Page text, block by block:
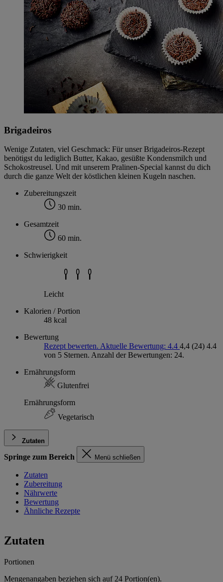
Brigadeiros
Wenige Zutaten, viel Geschmack: Für unser Brigadeiros-Rezept
benötigst du lediglich Butter, Kakao, gesüßte Kondensmilch und
Schokostreusel. Und mit unserem Pralinen-Special kannst du dich
durch die ganze Welt der köstlichen kleinen Kugeln naschen.
Zubereitungszeit
30 min.
Gesamtzeit
60 min.
Schwierigkeit
Leicht
Kalorien / Portion
48 kcal
Bewertung
Rezept bewerten. Aktuelle Bewertung: 4.4 4,4 (24) 4.4
von 5 Sternen. Anzahl der Bewertungen: 24.
Ernährungsform
Glutenfrei
Ernährungsform
Vegetarisch
Zutaten
Springe zum Bereich Menü schließen
Zutaten
Zubereitung
Nährwerte
Bewertung
Ähnliche Rezepte
Zutaten
Portionen
Mengenangaben beziehen sich auf 24 Portion(en).